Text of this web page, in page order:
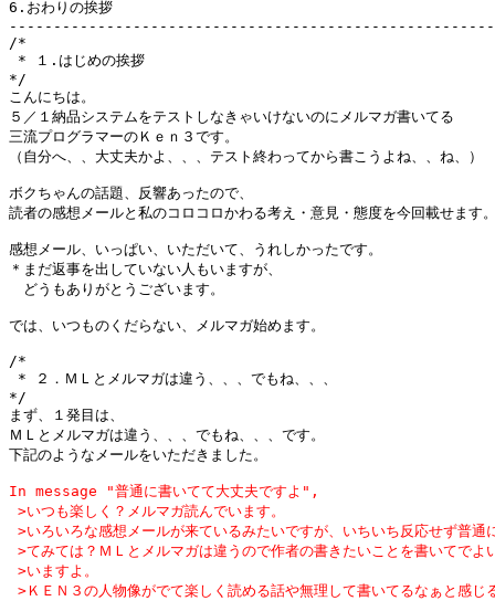
6.おわりの挨拶
/*
* １.はじめの挨拶
*/
こんにちは。
５／１納品システムをテストしなきゃいけないのにメルマガ書いてる
三流プログラマーのＫｅｎ３です。
（自分へ、、大丈夫かよ、、、テスト終わってから書こうよね、、ね、）
ボクちゃんの話題、反響あったので、
読者の感想メールと私のコロコロかわる考え・意見・態度を今回載せます
感想メール、いっぱい、いただいて、うれしかったです。
＊まだ返事を出していない人もいますが、
どうもありがとうございます。
では、いつものくだらない、メルマガ始めます。
/*
* ２．ＭＬとメルマガは違う、、、でもね、、、
*/
まず、１発目は、
ＭＬとメルマガは違う、、、でもね、、、です。
In message "普通に書いてて大丈夫ですよ",
>いつも楽しく？メルマガ読んでいます。
>いろいろな感想メールが来ているみたいですが、いちいち反応せず普通
>てみては？ＭＬとメルマガは違うので作者の書きたいことを書いてでよ
>いますよ。
>ＫＥＮ３の人物像がでて楽しく読める話や無理して書いてるなぁと感じ